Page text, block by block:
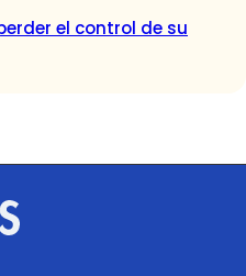
el control de su